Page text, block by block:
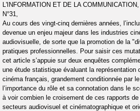
L'INFORMATION ET DE LA
N°31,
Au cours des vingt-cinq dernières années,
devenue un enjeu majeur dans les industries
audiovisuelle, de sorte que la promotion de la
pratiques professionnelles. Pour saisir ces
cet article s’appuie sur deux enquêtes
une étude statistique évaluant la représentation
cinéma français, grandement conditionnée par le
l’importance du rôle et sa connotation dans le
à voir combien le croisement de ces rapports
secteurs audiovisuel et cinématographique et